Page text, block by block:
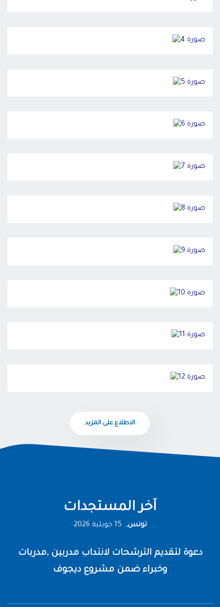
الاطلاع على المزيد
آخر المستجدات
تونس, 15 جويلية 2026
دعوة لتقديم الترشحات لانتداب مدربين ,مدربات
وخبراء ضمن مشروع ديجوف